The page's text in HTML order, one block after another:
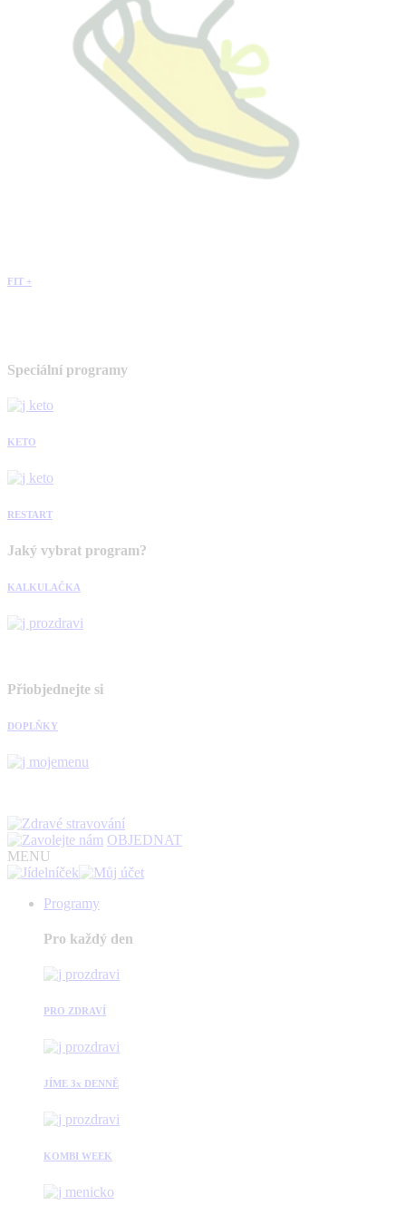
FIT +
Speciální programy
KETO
RESTART
Jaký vybrat program?
KALKULAČKA
Přiobjednejte si
DOPLŇKY
OBJEDNAT
MENU
Programy
Pro každý den
PRO ZDRAVÍ
JÍME 3x DENNĚ
KOMBI WEEK